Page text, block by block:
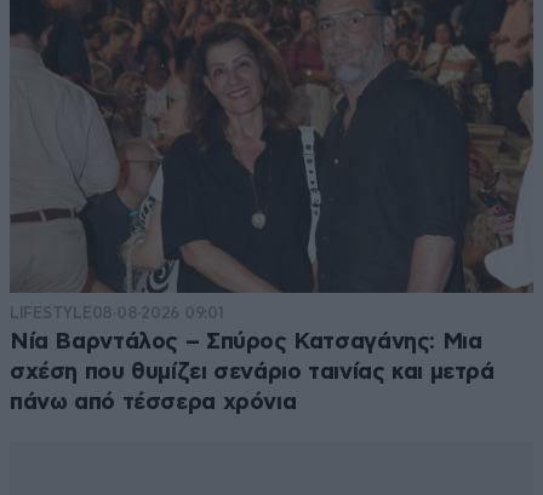
LIFESTYLE08·08·2026 09:01
Νία Βαρντάλος – Σπύρος Κατσαγάνης: Μια
σχέση που θυμίζει σενάριο ταινίας και μετρά
πάνω από τέσσερα χρόνια